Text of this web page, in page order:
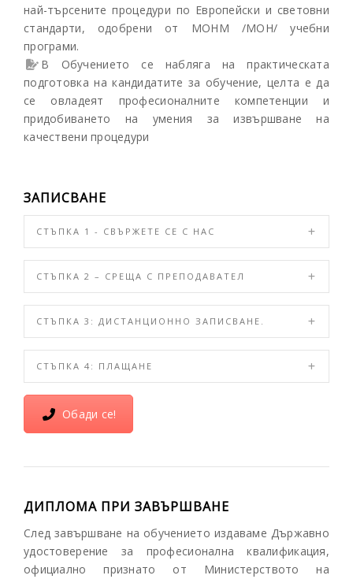
най-търсените процедури по Европейски и световни
стандарти, одобрени от МОНМ /МОН/ учебни
програми.
В Обучението се набляга на практическата
подготовка на кандидатите за обучение, целта е да
се овладеят професионалните компетенции и
придобиването на умения за извършване на
качествени процедури
ЗАПИСВАНЕ
СТЪПКА 1 - СВЪРЖЕТЕ СЕ С НАС
СТЪПКА 2 – СРЕЩА С ПРЕПОДАВАТЕЛ
СТЪПКА 3: ДИСТАНЦИОННО ЗАПИСВАНЕ.
СТЪПКА 4: ПЛАЩАНЕ
Обади се!
ДИПЛОМА ПРИ ЗАВЪРШВАНЕ
След завършване на обучението издаваме Държавно
удостоверение за професионална квалификация,
официално признато от Министерството на